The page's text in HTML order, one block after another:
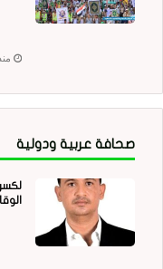
منذ 6
صحافة عربية ودولية